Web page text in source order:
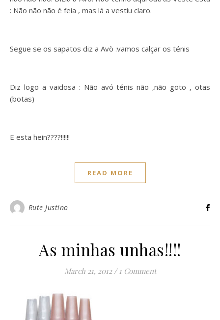
: Não não não é feia , mas lá a vestiu claro.
Segue se os sapatos diz a Avò :vamos calçar os ténis
Diz logo a vaidosa : Não avó ténis não ,não goto , otas
(botas)
E esta hein????!!!!!!
READ MORE
Rute Justino
As minhas unhas!!!!
March 21, 2012 / 1 Comment